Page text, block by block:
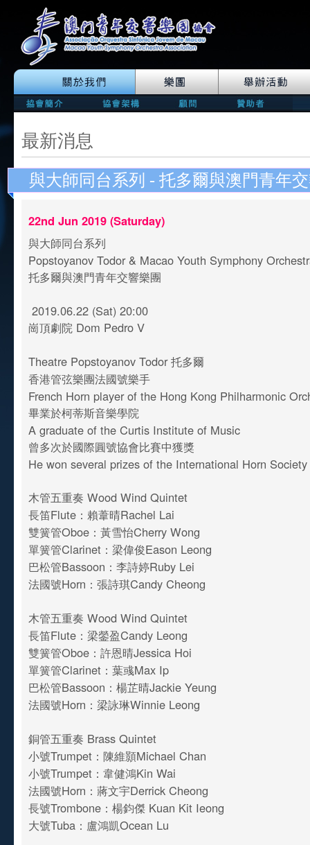
最新消息
與大師同台系列 - 托多爾與澳門青年
22nd Jun 2019 (Saturday)
與大師同台系列
Popstoyanov Todor & Macao Youth Symphony
托多爾與澳門青年交響樂團
2019.06.22 (Sat) 20:00
崗頂劇院 Dom Pedro V
Theatre Popstoyanov Todor 托多爾
香港管弦樂團法國號樂手
French Horn player of the Hong Kong Philharmonic
畢業於柯蒂斯音樂學院
A graduate of the Curtis Institute of Music
曾多次於國際圓號協會比賽中獲獎
He won several prizes of the International Horn
木管五重奏 Wood Wind Quintet
長笛Flute：賴葦晴Rachel Lai
雙簧管Oboe：黃雪怡Cherry Wong
單簧管Clarinet：梁偉俊Eason Leong
巴松管Bassoon：李詩婷Ruby Lei
法國號Horn：張詩琪Candy Cheong
木管五重奏 Wood Wind Quintet
長笛Flute：梁鎣盈Candy Leong
雙簧管Oboe：許恩晴Jessica Hoi
單簧管Clarinet：葉彧Max Ip
巴松管Bassoon：楊芷晴Jackie Yeung
法國號Horn：梁詠琳Winnie Leong
銅管五重奏 Brass Quintet
小號Trumpet：陳維顥Michael Chan
小號Trumpet：韋健鴻Kin Wai
法國號Horn：蔣文宇Derrick Cheong
長號Trombone：楊鈞傑 Kuan Kit Ieong
大號Tuba：盧鴻凱Ocean Lu